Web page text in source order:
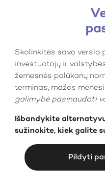
Skolinkitės savo verslo
investuotojų ir
žemesnės palūkanų
terminas, mažos
galimybė pasinaudoti
Išbandykite
sužinokite, kiek galite
Pildyti